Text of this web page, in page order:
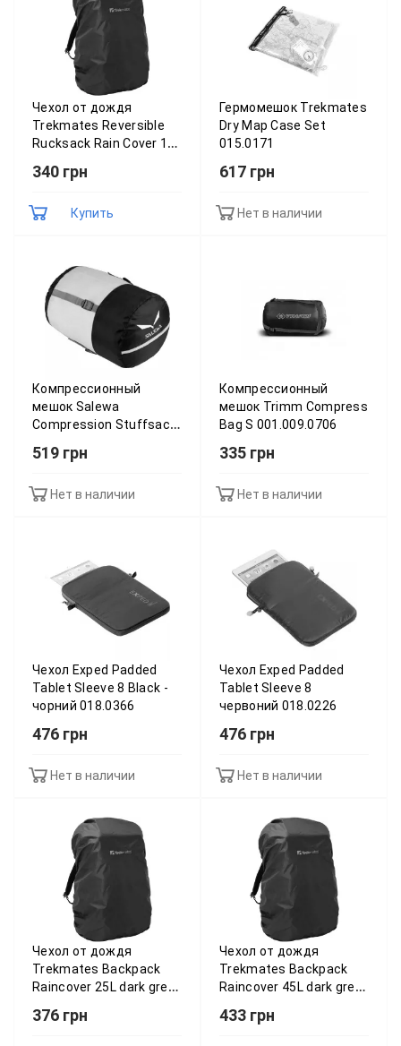
Чехол от дождя
Trekmates Reversible
Rucksack Rain Cover 15L
340 грн
Купить
Гермомешок Trekmates
Dry Map Case Set
015.0171
617 грн
Нет в наличии
Компрессионный
мешок Salewa
Compression Stuffsack
519 грн
Нет в наличии
Компрессионный
мешок Trimm Compress
Bag S 001.009.0706
335 грн
Нет в наличии
Чехол Exped Padded
Tablet Sleeve 8 Black -
чорний 018.0366
476 грн
Нет в наличии
Чехол Exped Padded
Tablet Sleeve 8
червоний 018.0226
476 грн
Нет в наличии
Чехол от дождя
Trekmates Backpack
Raincover 25L dark grey
376 грн
Чехол от дождя
Trekmates Backpack
Raincover 45L dark grey
433 грн